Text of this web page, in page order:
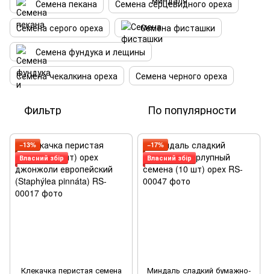
Семена пекана
Семена серцевидного ореха
Семена серого ореха
Семена фисташки
Семена фундука и лещины
Семена чекалкина ореха
Семена черного ореха
Фильтр По популярности
−13%
Власний збір
Клекачка перистая семена
−17%
Власний збір
Миндаль сладкий бумажно-